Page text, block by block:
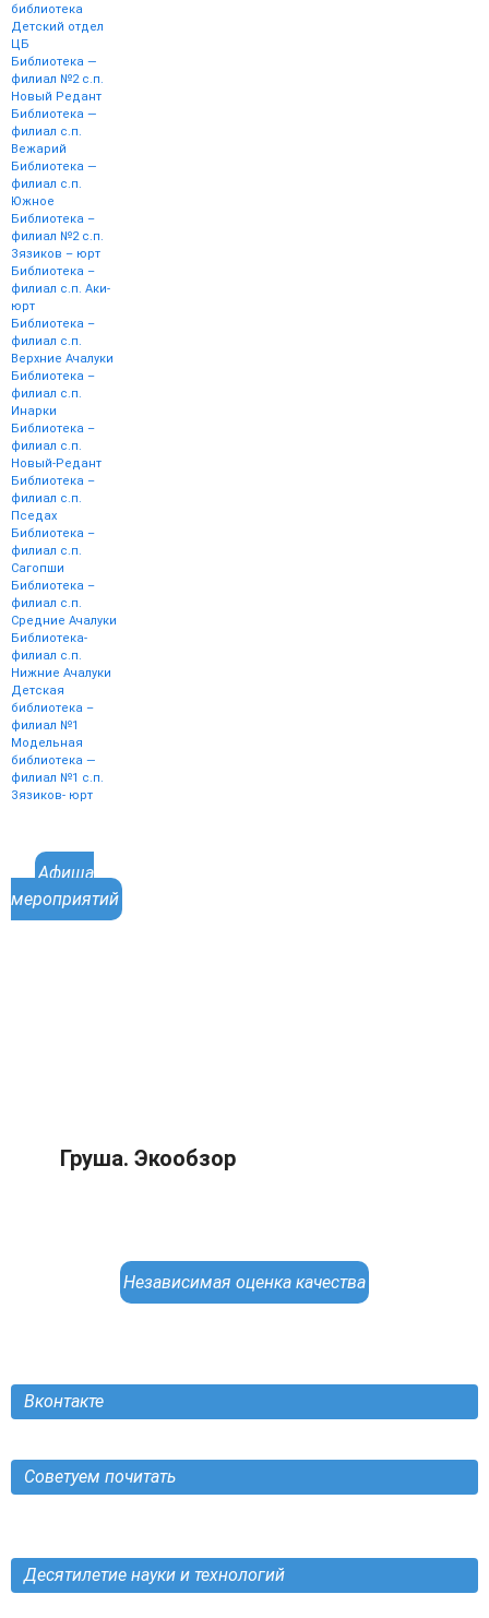
библиотека
Детский отдел
ЦБ
Библиотека —
филиал №2 с.п.
Новый Редант
Библиотека —
филиал с.п.
Вежарий
Библиотека —
филиал с.п.
Южное
Библиотека –
филиал №2 с.п.
Зязиков – юрт
Библиотека –
филиал с.п. Аки-
юрт
Библиотека –
филиал с.п.
Верхние Ачалуки
Библиотека –
филиал с.п.
Инарки
Библиотека –
филиал с.п.
Новый-Редант
Библиотека –
филиал с.п.
Пседах
Библиотека –
филиал с.п.
Сагопши
Библиотека –
филиал с.п.
Средние Ачалуки
Библиотека-
филиал с.п.
Нижние Ачалуки
Детская
библиотека –
филиал №1
Модельная
библиотека —
филиал №1 с.п.
Зязиков- юрт
Афиша
мероприятий
Груша. Экообзор
Независимая оценка качества
Вконтакте
Советуем почитать
Десятилетие науки и технологий